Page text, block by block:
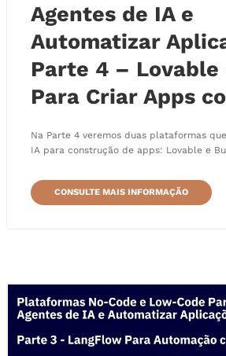
Agentes de IA e
Automatizar
Parte 4 – Lovable
Para Criar Apps
Na Parte 4 veremos duas plataformas
IA para construção de apps: Lovable e
CONSULTE MAIS INFORMAÇÃO